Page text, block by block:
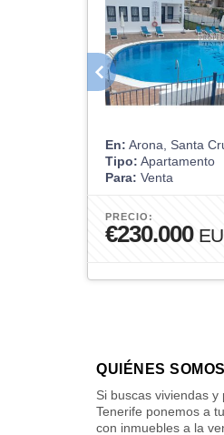
En: Arona, Santa
Tipo: Apartamento
Para: Venta
PRECIO:
€230.000
QUIÉNES SOMOS
Si buscas viviendas
Tenerife ponemos a
con inmuebles a la